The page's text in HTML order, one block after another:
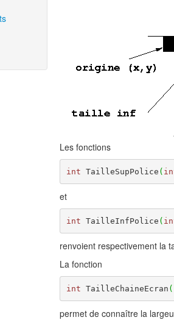
Les fonctions
int TailleSupPolice (
et
int TailleInfPolice (
renvoient respectivement la
La fonction
int TailleChaineEcran (
permet de connaître la